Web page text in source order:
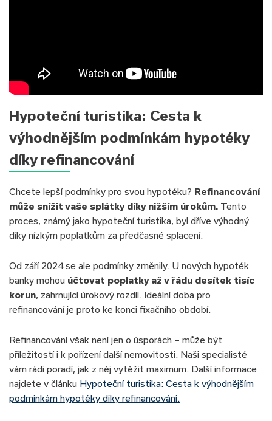
Hypoteční turistika: Cesta k
výhodnějším podmínkám hypotéky
díky refinancování
Chcete lepší podmínky pro svou hypotéku? Refinancování
může snížit vaše splátky díky nižším úrokům. Tento
proces, známý jako hypoteční turistika, byl dříve výhodný
díky nízkým poplatkům za předčasné splacení.
Od září 2024 se ale podmínky změnily. U nových hypoték
banky mohou účtovat poplatky až v řádu desítek tisíc
korun, zahrnující úrokový rozdíl. Ideální doba pro
refinancování je proto ke konci fixačního období.
Refinancování však není jen o úsporách – může být
příležitostí i k pořízení další nemovitosti. Naši specialisté
vám rádi poradí, jak z něj vytěžit maximum. Další informace
najdete v článku Hypoteční turistika: Cesta k výhodnějším
podmínkám hypotéky díky refinancování.